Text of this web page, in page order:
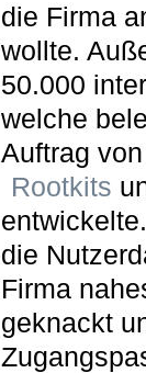
die Firma
wollte.
50.000
welche
Auftrag
Rootkits
die
Firma
geknackt